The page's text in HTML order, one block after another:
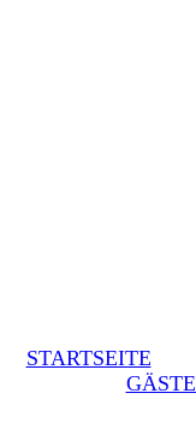
STARTSEITE